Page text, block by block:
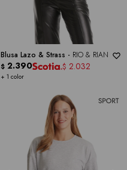
Blusa Lazo & Strass - RIO & RIAN
+ 1 color
$ 2.390 $ 2.032